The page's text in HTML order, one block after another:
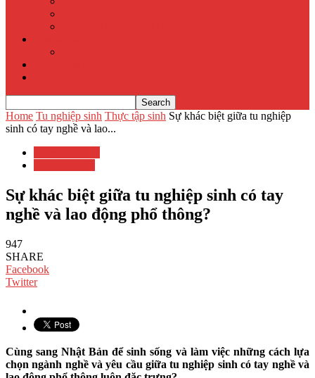
Home Tu nghiệp sinh Thực tập sinh Sự khác biệt giữa tu nghiệp
sinh có tay nghề và lao...
Sự khác biệt giữa tu nghiệp sinh có tay
nghề và lao động phổ thông?
947
SHARE
Facebook
Twitter
Cùng sang Nhật Bản để sinh sống và làm việc những cách lựa
chọn ngành nghề và yêu cầu giữa tu nghiệp sinh có tay nghề và